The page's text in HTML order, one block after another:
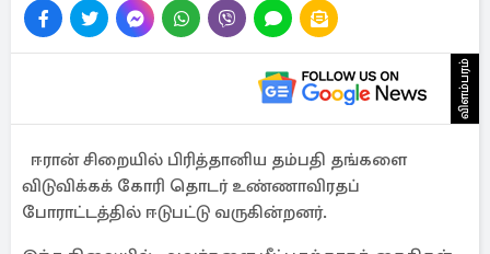
விளம்பரம்
ஈரான் சிறையில் பிரித்தானிய தம்பதி தங்களை
விடுவிக்கக் கோரி தொடர் உண்ணாவிரதப்
போராட்டத்தில் ஈடுபட்டு வருகின்றனர்.